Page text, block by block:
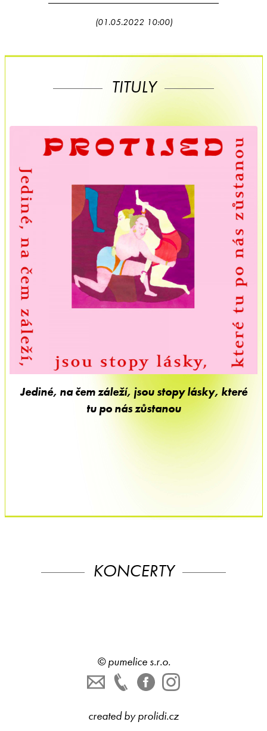
(01.05.2022 10:00)
TITULY
Jediné, na čem záleží, jsou stopy lásky, které
tu po nás zůstanou
KONCERTY
©pumelice s.r.o.
created byprolidi.cz